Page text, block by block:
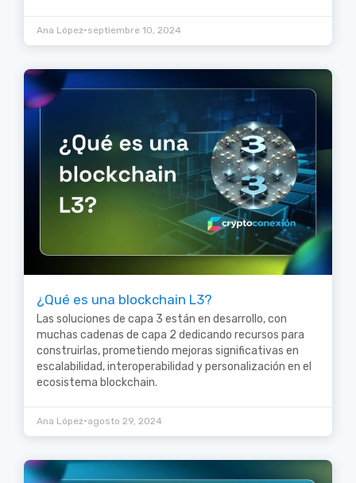
Ana López•septiembre 10, 2024
¿Qué es una blockchain L3?
Las soluciones de capa 3 están en desarrollo, con
muchas cadenas de capa 2 dedicando recursos para
construirlas, prometiendo mejoras significativas en
escalabilidad, interoperabilidad y personalización en el
ecosistema blockchain.
Ana López•agosto 29, 2024